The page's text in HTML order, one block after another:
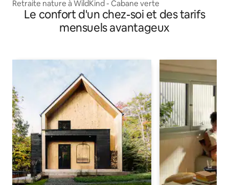
Retraite nature à WildKind - Cabane verte
Le confort d'un chez-soi et des tarifs
mensuels avantageux